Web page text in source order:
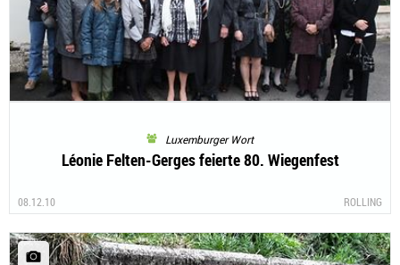
Luxemburger Wort
Léonie Felten-Gerges feierte 80. Wiegenfest
08.12.10 ROLLING